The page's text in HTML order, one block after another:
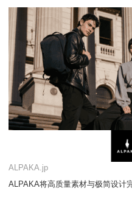
ALPAKA.jp
ALPAKA将高质量素材与极简设计